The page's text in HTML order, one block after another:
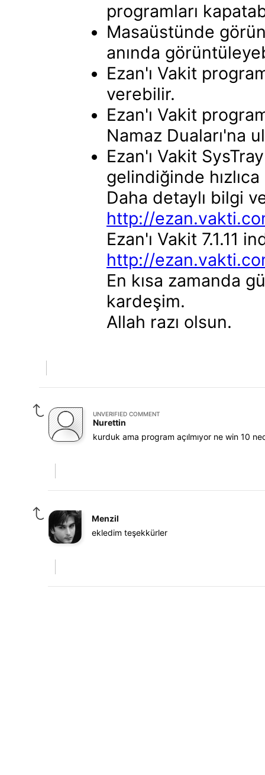
programları
Masaüstünde
anında
Ezan'ı Vakit
verebilir.
Ezan'ı Vakit
Namaz Duaları'na
Ezan'ı Vakit
gelindiğinde
Daha detaylı bilgi
http://
Ezan'ı Vakit 7.1.11
http://
En kısa zamanda
kardeşim.
Allah razı olsun.
UNVERIFIED COMMENT
Nurettin
kurduk ama program açılmıyor ne win 10
Menzil
ekledim teşekkürler